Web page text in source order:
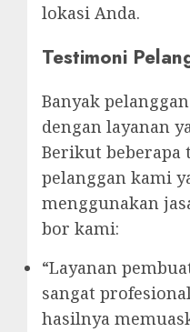
lokasi Anda.
Testimoni
Banyak
dengan layanan
Berikut
pelanggan kami
menggunakan
bor kami:
“Layanan
sangat
hasilnya